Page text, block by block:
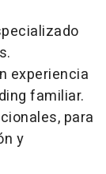
experiencia
familiar.
para
y